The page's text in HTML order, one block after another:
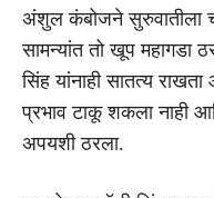
अंशुल कंबोजने सुरुवातीला
सामन्यांत तो खूप महागडा
सिंह यांनाही सातत्य
प्रभाव टाकू शकला नाही
अपयशी ठरला.